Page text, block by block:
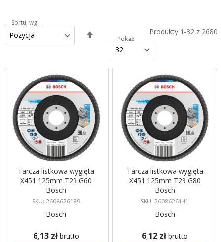
Produkty 1 -32z 2680
Sortuj wg
kierunek
malejący
Pokaż
Tarcza listkowa wygięta
X451 125mm T29 G60
Bosch
SKU: 2608626139
Bosch
6,13 zł brutto
Tarcza listkowa wygięta
X451 125mm T29 G80
Bosch
SKU: 2608626141
Bosch
6,12 zł brutto